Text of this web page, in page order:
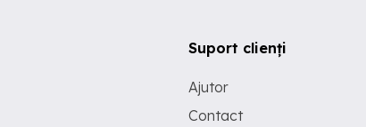
Suport clienți
Ajutor
Contact